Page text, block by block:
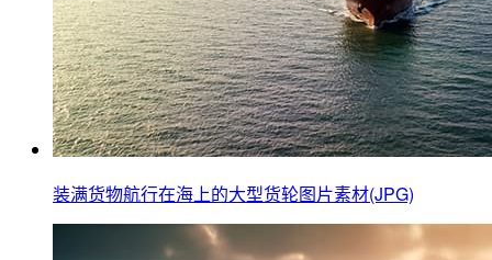
装满货物航行在海上的大型货轮图片素材(JPG)